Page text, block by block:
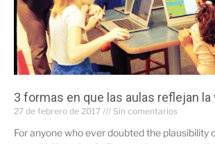
3 formas en que las aulas reflejan la
27 de febrero de 2017 Sin comentarios
For anyone who ever doubted the plausibility